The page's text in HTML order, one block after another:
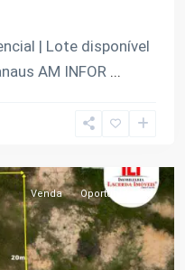
| Lote disponível
AM INFOR ...
Venda Oportunidade